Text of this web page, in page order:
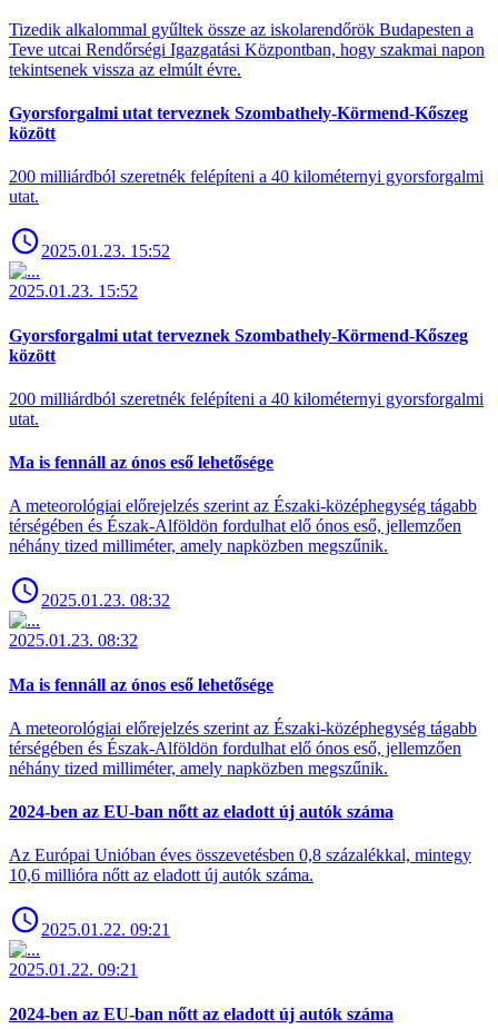
Tizedik alkalommal gyűltek össze az iskolarendőrök Budapesten a
Teve utcai Rendőrségi Igazgatási Központban, hogy szakmai napon
tekintsenek vissza az elmúlt évre.
Gyorsforgalmi utat terveznek Szombathely-Körmend-Kőszeg
között
200 milliárdból szeretnék felépíteni a 40 kilométernyi gyorsforgalmi
utat.
2025.01.23. 15:52
2025.01.23. 15:52
Gyorsforgalmi utat terveznek Szombathely-Körmend-Kőszeg
között
200 milliárdból szeretnék felépíteni a 40 kilométernyi gyorsforgalmi
utat.
Ma is fennáll az ónos eső lehetősége
A meteorológiai előrejelzés szerint az Északi-középhegység tágabb
térségében és Észak-Alföldön fordulhat elő ónos eső, jellemzően
néhány tized milliméter, amely napközben megszűnik.
2025.01.23. 08:32
2025.01.23. 08:32
Ma is fennáll az ónos eső lehetősége
A meteorológiai előrejelzés szerint az Északi-középhegység tágabb
térségében és Észak-Alföldön fordulhat elő ónos eső, jellemzően
néhány tized milliméter, amely napközben megszűnik.
2024-ben az EU-ban nőtt az eladott új autók száma
Az Európai Unióban éves összevetésben 0,8 százalékkal, mintegy
10,6 millióra nőtt az eladott új autók száma.
2025.01.22. 09:21
2025.01.22. 09:21
2024-ben az EU-ban nőtt az eladott új autók száma